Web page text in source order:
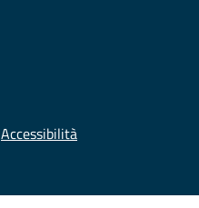
Accessibilità